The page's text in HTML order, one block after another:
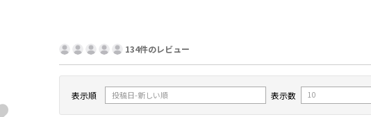
134件のレビュー
表示順 表示数